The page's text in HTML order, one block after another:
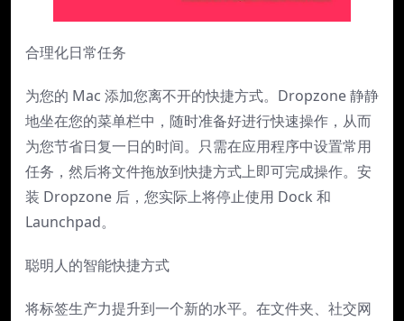
合理化日常任务
为您的 Mac 添加您离不开的快捷方式。Dropzone 静静
地坐在您的菜单栏中，随时准备好进行快速操作，从而
为您节省日复一日的时间。只需在应用程序中设置常用
任务，然后将文件拖放到快捷方式上即可完成操作。安
装 Dropzone 后，您实际上将停止使用 Dock 和
Launchpad。
聪明人的智能快捷方式
将标签生产力提升到一个新的水平。在文件夹、社交网